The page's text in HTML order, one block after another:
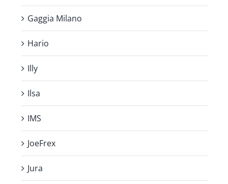
Gaggia Milano
Hario
Illy
Ilsa
IMS
JoeFrex
Jura